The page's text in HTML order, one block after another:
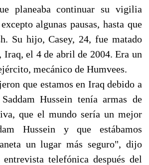
planeaba continuar su vigilia
algunas pausas, hasta que
Su hijo, Casey, 24, fue matado
Iraq, el 4 de abril de 2004. Era un
mecánico de Humvees.
que estamos en Iraq debido a
Hussein tenía armas de
que el mundo sería un mejor
Hussein y que estábamos
un lugar más seguro", dijo
entrevista telefónica después del